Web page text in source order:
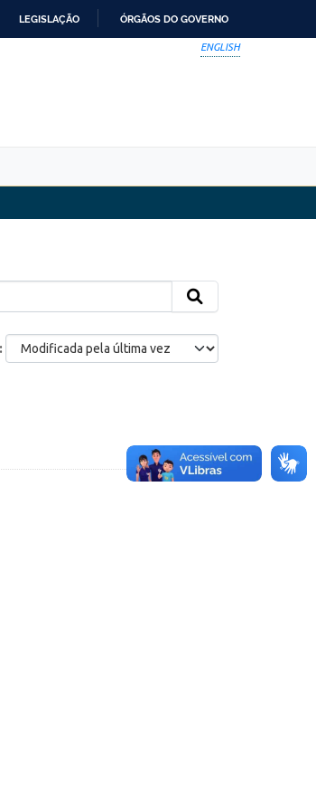
LEGISLAÇÃO ÓRGÃOS DO GOVERNO
ENGLISH